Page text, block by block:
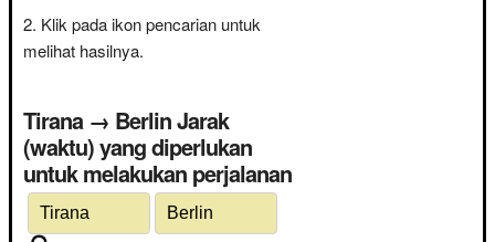
Klik pada ikon pencarian untuk
melihat hasilnya.
Tirana → Berlin Jarak
(waktu) yang diperlukan
untuk melakukan perjalanan